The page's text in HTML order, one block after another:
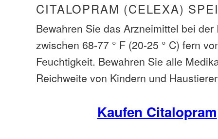
CITALOPRAM (CELEXA)
Bewahren Sie das Arzneimittel bei
zwischen 68-77 ° F (20-25 ° C) fern
Feuchtigkeit. Bewahren Sie alle
Reichweite von Kindern und
Kaufen Citalopram